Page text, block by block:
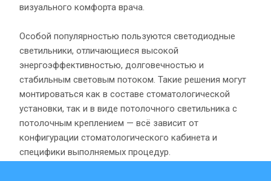
визуального комфорта врача.
Особой популярностью пользуются светодиодные
светильники, отличающиеся высокой
энергоэффективностью, долговечностью и
стабильным световым потоком. Такие решения могут
монтироваться как в составе стоматологической
установки, так и в виде потолочного светильника с
потолочным креплением — всё зависит от
конфигурации стоматологического кабинета и
специфики выполняемых процедур.